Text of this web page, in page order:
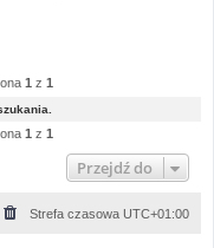
1 z 1
1 z 1
Przejdź do
Strefa czasowa UTC+01:00